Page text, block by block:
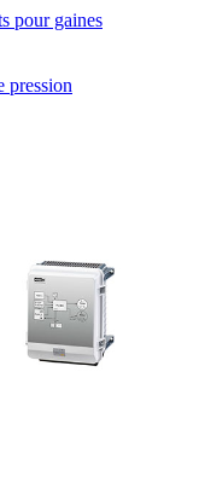
pour gaines
pression